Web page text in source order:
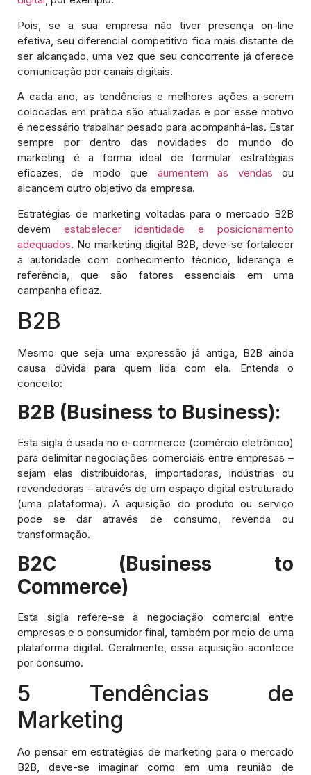
Pois, se a sua empresa não tiver presença on-line
efetiva, seu diferencial competitivo fica mais distante de
ser alcançado, uma vez que seu concorrente já oferece
comunicação por canais digitais.
A cada ano, as tendências e melhores ações a serem
colocadas em prática são atualizadas e por esse motivo
é necessário trabalhar pesado para acompanhá-las. Estar
sempre por dentro das novidades do mundo do
marketing é a forma ideal de formular estratégias
eficazes, de modo que aumentem as vendas ou
alcancem outro objetivo da empresa.
Estratégias de marketing voltadas para o mercado B2B
devem estabelecer identidade e posicionamento
adequados. No marketing digital B2B, deve-se fortalecer
a autoridade com conhecimento técnico, liderança e
referência, que são fatores essenciais em uma
campanha eficaz.
B2B
Mesmo que seja uma expressão já antiga, B2B ainda
causa dúvida para quem lida com ela. Entenda o
conceito:
B2B (Business to Business):
Esta sigla é usada no e-commerce (comércio eletrônico)
para delimitar negociações comerciais entre empresas –
sejam elas distribuidoras, importadoras, indústrias ou
revendedoras – através de um espaço digital estruturado
(uma plataforma). A aquisição do produto ou serviço
pode se dar através de consumo, revenda ou
transformação.
B2C (Business to
Commerce)
Esta sigla refere-se à negociação comercial entre
empresas e o consumidor final, também por meio de uma
plataforma digital. Geralmente, essa aquisição acontece
por consumo.
5 Tendências de
Marketing
Ao pensar em estratégias de marketing para o mercado
B2B, deve-se imaginar como em uma reunião de